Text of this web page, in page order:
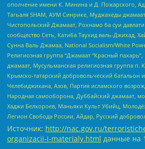
ополчение имени К. Минина и Д. Пожарского,
Тагьаля SHAM, АУМ Синрике, Муджахеды
Чистопольский Джамаат, Рохнамо ба суи
сообщество Сеть, Катиба Таухид валь-Джихад,
Сунна Валь Джамаа, National Socialism/White
Религиозная группа “Джамаат “Красный
джамаат, Мусульманская религиозная группа п.
Крымско-татарский добровольческий батальон
Челебиджихана, Азов, Партия исламского
Народная самооборона, Дуббайский джамаат,
Хаджи Белхороев, Маньяки Культ Убийц,
Легион Свобода России, Айдар, Русский
Источник: http://nac.gov.ru/
organizacii-i-materialy.html данные на